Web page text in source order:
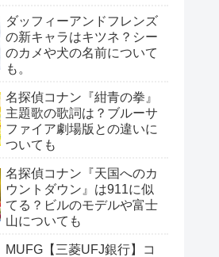
ダッフィーアンドフレンズ
の新キャラはキツネ？シー
のカメや犬の名前について
も。
名探偵コナン『紺青の拳』
主題歌の歌詞は？ブルーサ
ファイア劇場版との違いに
ついても
名探偵コナン『天国へのカ
ウントダウン』は911に似
てる？ビルのモデルや富士
山についても
MUFG【三菱UFJ銀行】コ